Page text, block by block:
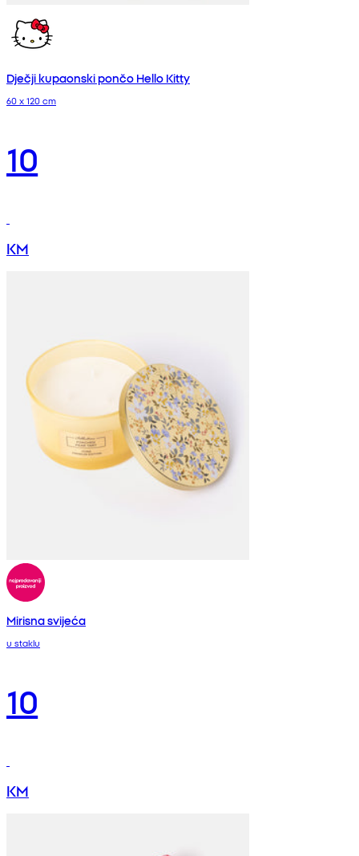
Dječji kupaonski pončo Hello Kitty
60 x 120 cm
10
KM
Mirisna svijeća
u staklu
10
KM